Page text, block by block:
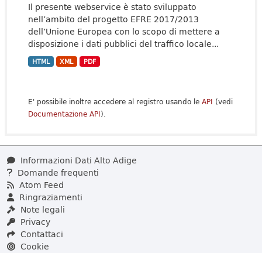
Il presente webservice è stato sviluppato
nell’ambito del progetto EFRE 2017/2013
dell’Unione Europea con lo scopo di mettere a
disposizione i dati pubblici del traffico locale...
HTML XML PDF
E' possibile inoltre accedere al registro usando le API (vedi
Documentazione API).
Informazioni Dati Alto Adige
Domande frequenti
Atom Feed
Ringraziamenti
Note legali
Privacy
Contattaci
Cookie